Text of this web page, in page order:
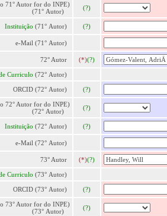
71° Autor for do INPE)
(71° Autor)
(?)
Instituição (71° Autor) (?)
e-Mail (71° Autor)
72° Autor (*)(?)
Curriculo (72° Autor)
ORCID (72° Autor) (?)
72° Autor for do INPE)
(72° Autor)
(?)
Instituição (72° Autor) (?)
e-Mail (72° Autor)
73° Autor (*)(?)
Curriculo (73° Autor)
ORCID (73° Autor) (?)
73° Autor for do INPE)
(73° Autor)
(?)